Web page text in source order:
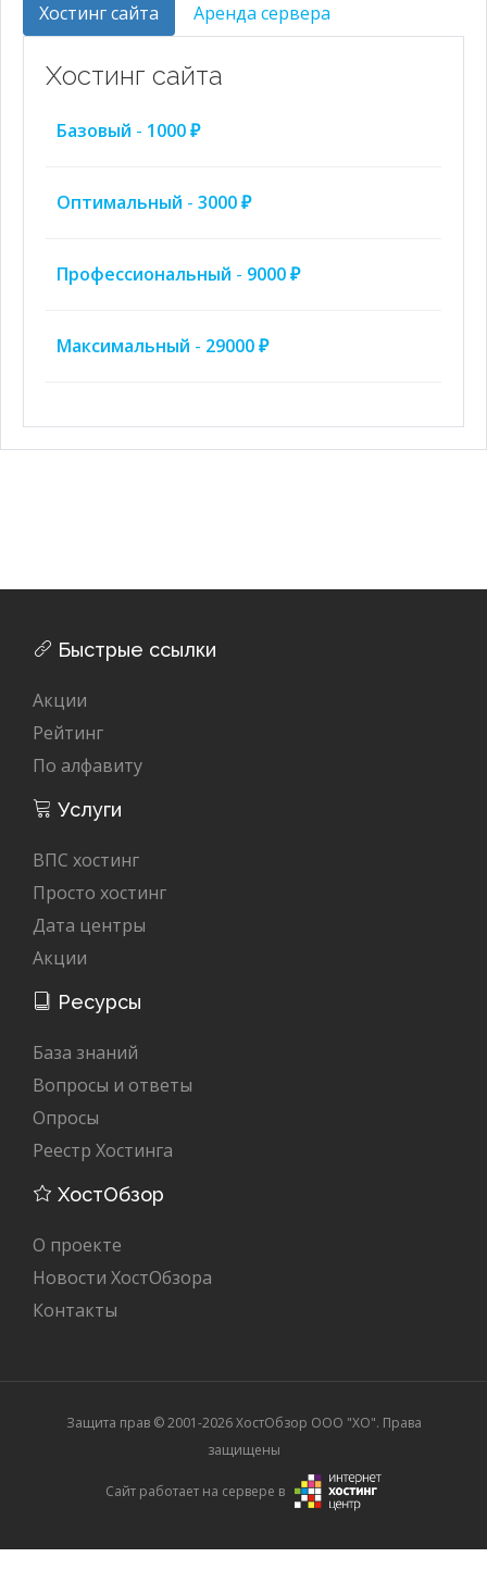
Хостинг сайта Аренда сервера
Хостинг сайта
Базовый - 1000 ₽
Оптимальный - 3000 ₽
Профессиональный - 9000 ₽
Максимальный - 29000 ₽
Быстрые ссылки
Акции
Рейтинг
По алфавиту
Услуги
ВПС хостинг
Просто хостинг
Дата центры
Акции
Ресурсы
База знаний
Вопросы и ответы
Опросы
Реестр Хостинга
ХостОбзор
О проекте
Новости ХостОбзора
Контакты
Защита прав © 2001-2026 ХостОбзор ООО "XO". Права
защищены
Сайт работает на сервере в